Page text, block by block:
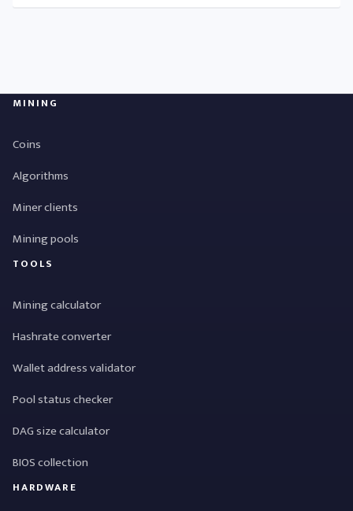
MINING
Coins
Algorithms
Miner clients
Mining pools
TOOLS
Mining calculator
Hashrate converter
Wallet address validator
Pool status checker
DAG size calculator
BIOS collection
HARDWARE